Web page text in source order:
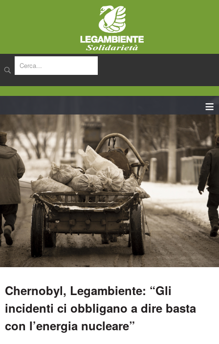
≡
Chernobyl, Legambiente: “Gli
incidenti ci obbligano a dire basta
con l’energia nucleare”